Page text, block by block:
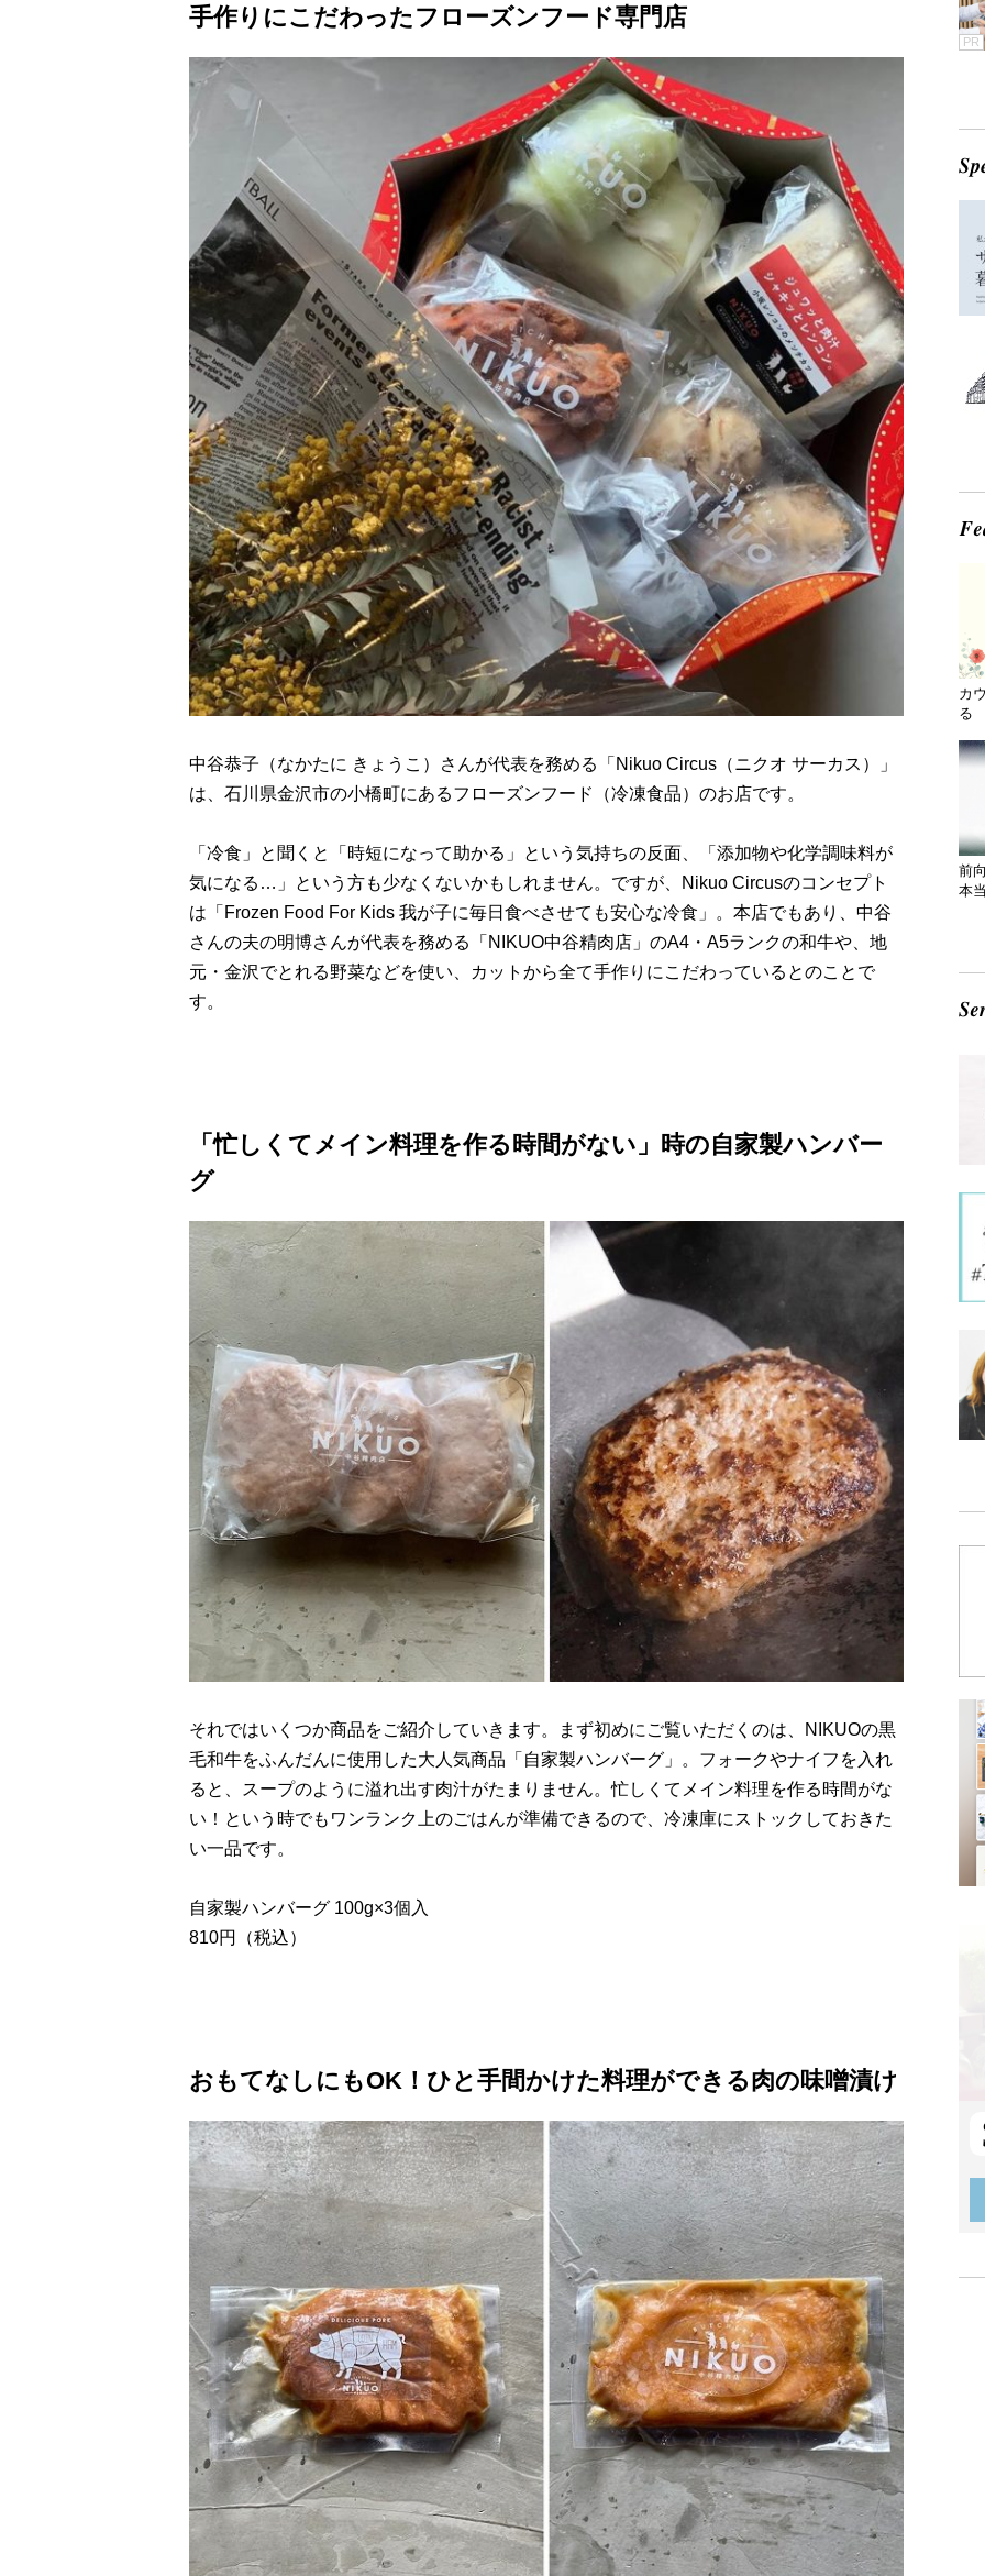
手作りにこだわったフローズンフード専門店
中谷恭子（なかたに きょうこ）さんが代表を務める「Nikuo Circus（ニクオ サーカス）」
は、石川県金沢市の小橋町にあるフローズンフード（冷凍食品）のお店です。
「冷食」と聞くと「時短になって助かる」という気持ちの反面、「添加物や化学調味料が
気になる…」という方も少なくないかもしれません。ですが、Nikuo Circusのコンセプト
は「Frozen Food For Kids 我が子に毎日食べさせても安心な冷食」。本店でもあり、中谷
さんの夫の明博さんが代表を務める「NIKUO中谷精肉店」のA4・A5ランクの和牛や、地
元・金沢でとれる野菜などを使い、カットから全て手作りにこだわっているとのことで
す。
「忙しくてメイン料理を作る時間がない」時の自家製ハンバー
グ
それではいくつか商品をご紹介していきます。まず初めにご覧いただくのは、NIKUOの黒
毛和牛をふんだんに使用した大人気商品「自家製ハンバーグ」。フォークやナイフを入れ
ると、スープのように溢れ出す肉汁がたまりません。忙しくてメイン料理を作る時間がな
い！という時でもワンランク上のごはんが準備できるので、冷凍庫にストックしておきた
い一品です。
自家製ハンバーグ 100g×3個入
810円（税込）
おもてなしにもOK！ひと手間かけた料理ができる肉の味噌漬け
PR
カ
る
前
本